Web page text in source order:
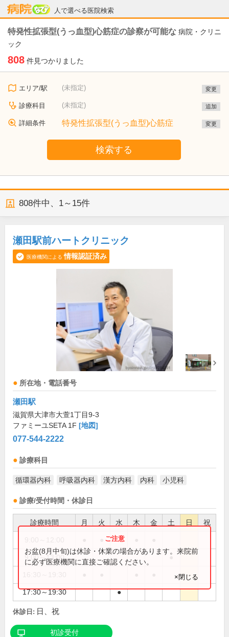
人で選べる医院検索
病院なび
特発性拡張型(うっ血型)心筋症の診察が可能な 病院・クリニ
ック
808 件見つかりました
エリア/駅 (未指定) 変更
診療科目 (未指定) 追加
詳細条件 特発性拡張型(うっ血型)心筋症 変更
検索する
808件中、 1～15件
瀬田駅前ハートクリニック
医療機関による 情報認証済み
所在地・電話番号
瀬田駅
滋賀県大津市大萱1丁目9-3
ファミーユSETA 1F [地図]
077-544-2222
診療科目
循環器内科 呼吸器内科 漢方内科 内科 小児科
診療/受付時間・休診日
診療時間 月 火 水 木 金 土 日 祝
9:00～13:00 ●
17:30～19:30 ●
お盆(8月中旬)は休診・休業の場合があります。来院前
に必ず医療機関に直接ご確認ください。
×閉じる
休診日: 日、祝
初診受付